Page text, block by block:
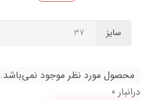
سایز
محصول مورد نظر موجود نمی‌باشد.
درانبار 0